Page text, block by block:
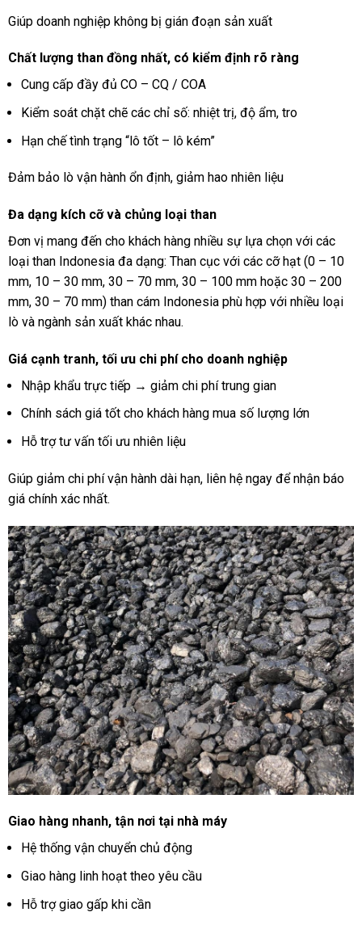
Giúp doanh nghiệp không bị gián đoạn sản xuất
Chất lượng than đồng nhất, có kiểm định rõ ràng
Cung cấp đầy đủ CO – CQ / COA
Kiểm soát chặt chẽ các chỉ số: nhiệt trị, độ ẩm, tro
Hạn chế tình trạng “lô tốt – lô kém”
Đảm bảo lò vận hành ổn định, giảm hao nhiên liệu
Đa dạng kích cỡ và chủng loại than
Đơn vị mang đến cho khách hàng nhiều sự lựa chọn với các
loại than Indonesia đa dạng: Than cục với các cỡ hạt (0 – 10
mm, 10 – 30 mm, 30 – 70 mm, 30 – 100 mm hoặc 30 – 200
mm, 30 – 70 mm) than cám Indonesia phù hợp với nhiều loại
lò và ngành sản xuất khác nhau.
Giá cạnh tranh, tối ưu chi phí cho doanh nghiệp
Nhập khẩu trực tiếp → giảm chi phí trung gian
Chính sách giá tốt cho khách hàng mua số lượng lớn
Hỗ trợ tư vấn tối ưu nhiên liệu
Giúp giảm chi phí vận hành dài hạn, liên hệ ngay để nhận báo
giá chính xác nhất.
Giao hàng nhanh, tận nơi tại nhà máy
Hệ thống vận chuyển chủ động
Giao hàng linh hoạt theo yêu cầu
Hỗ trợ giao gấp khi cần